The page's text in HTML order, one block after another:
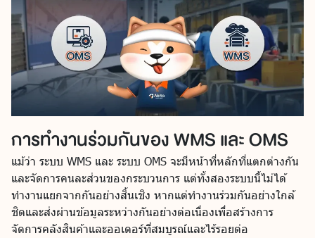
การทำงานร่วมกันของ WMS และ OMS
แม้ว่า ระบบ WMS และ ระบบ OMS จะมีหน้าที่หลักที่แตกต่างกัน
และจัดการคนละส่วนของกระบวนการ แต่ทั้งสองระบบนี้ไม่ได้
ทำงานแยกจากกันอย่างสิ้นเชิง หากแต่ทำงานร่วมกันอย่างใกล้
ชิดและส่งผ่านข้อมูลระหว่างกันอย่างต่อเนื่องเพื่อสร้างการ
จัดการคลังสินค้าและออเดอร์ที่สมบูรณ์และไร้รอยต่อ